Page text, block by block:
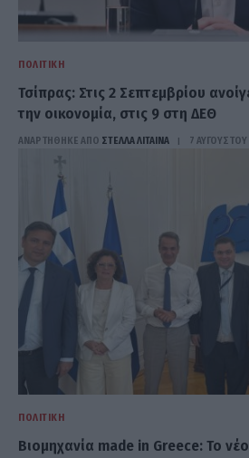
ΠΟΛΙΤΙΚΉ
Τσίπρας: Στις 2 Σεπτεμβρίου
την οικονομία, στις 9 στη ΔΕΘ
ΑΝΑΡΤΗΘΗΚΕ ΑΠΟ ΣΤΈΛΛΑ ΛΊΤΑΙΝΑ 7
ΠΟΛΙΤΙΚΉ
Βιομηχανία made in Greece: Το